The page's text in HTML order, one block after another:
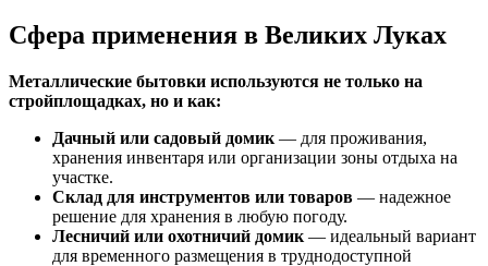
Сфера применения в Великих Луках
Металлические бытовки используются не только на
стройплощадках, но и как:
Дачный или садовый домик — для проживания,
хранения инвентаря или организации зоны отдыха на
участке.
Склад для инструментов или товаров — надежное
решение для хранения в любую погоду.
Лесничий или охотничий домик — идеальный вариант
для временного размещения в труднодоступной